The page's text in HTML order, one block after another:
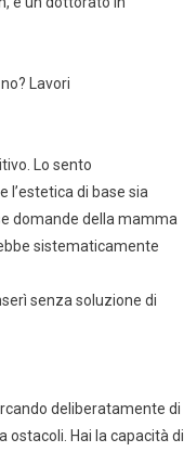
Lavori
Lo sento
di base sia
domande della mamma
sistematicamente
senza soluzione di
deliberatamente di
Hai la capacità di